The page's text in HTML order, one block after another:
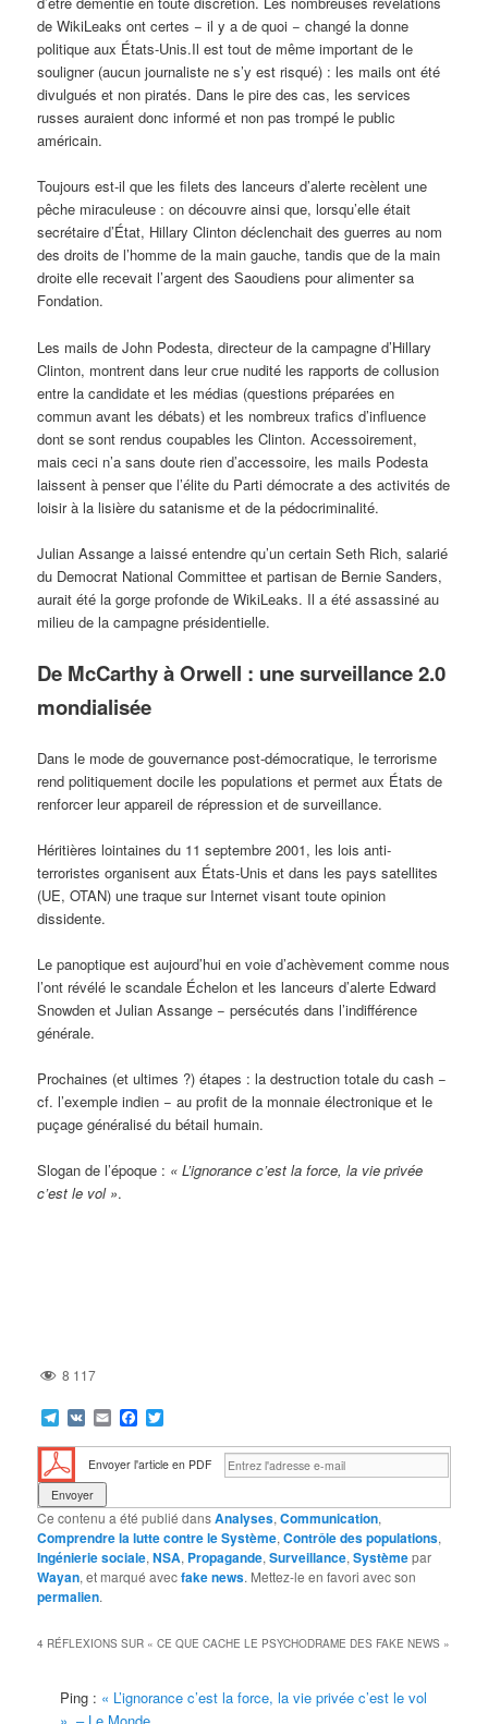
de WikiLeaks ont certes − il y a de quoi − changé la donne
politique aux États-Unis.Il est tout de même important de le
souligner (aucun journaliste ne s’y est risqué) : les mails ont été
divulgués et non piratés. Dans le pire des cas, les services
russes auraient donc informé et non pas trompé le public
américain.
Toujours est-il que les filets des lanceurs d’alerte recèlent une
pêche miraculeuse : on découvre ainsi que, lorsqu’elle était
secrétaire d’État, Hillary Clinton déclenchait des guerres au nom
des droits de l’homme de la main gauche, tandis que de la main
droite elle recevait l’argent des Saoudiens pour alimenter sa
Fondation.
Les mails de John Podesta, directeur de la campagne d’Hillary
Clinton, montrent dans leur crue nudité les rapports de collusion
entre la candidate et les médias (questions préparées en
commun avant les débats) et les nombreux trafics d’influence
dont se sont rendus coupables les Clinton. Accessoirement,
mais ceci n’a sans doute rien d’accessoire, les mails Podesta
laissent à penser que l’élite du Parti démocrate a des activités de
loisir à la lisière du satanisme et de la pédocriminalité.
Julian Assange a laissé entendre qu’un certain Seth Rich, salarié
du Democrat National Committee et partisan de Bernie Sanders,
aurait été la gorge profonde de WikiLeaks. Il a été assassiné au
milieu de la campagne présidentielle.
De McCarthy à Orwell : une surveillance 2.0
mondialisée
Dans le mode de gouvernance post-démocratique, le terrorisme
rend politiquement docile les populations et permet aux États de
renforcer leur appareil de répression et de surveillance.
Héritières lointaines du 11 septembre 2001, les lois anti-
terroristes organisent aux États-Unis et dans les pays satellites
(UE, OTAN) une traque sur Internet visant toute opinion
dissidente.
Le panoptique est aujourd’hui en voie d’achèvement comme nous
l’ont révélé le scandale Échelon et les lanceurs d’alerte Edward
Snowden et Julian Assange − persécutés dans l’indifférence
générale.
Prochaines (et ultimes ?) étapes : la destruction totale du cash −
cf. l’exemple indien − au profit de la monnaie électronique et le
puçage généralisé du bétail humain.
Slogan de l’époque : « L’ignorance c’est la force, la vie privée
c’est le vol ».
8 117
Telegram
VK EmailFacebook
Envoyer l'article en PDF
Ce contenu a été publié dansAnalyses,Communication,
Comprendre la lutte contre le Système,Contrôle des populations,
Ingénierie sociale,NSA, Propagande,Surveillance,Systèmepar
Wayan, et marqué avecfake news. Mettez-le en favori avec son
permalien.
4 RÉFLEXIONS SUR «CE QUE CACHE LE PSYCHODRAME DES FAKE NEWS »
Ping : « L’ignorance c’est la force, la vie privée c’est le vol